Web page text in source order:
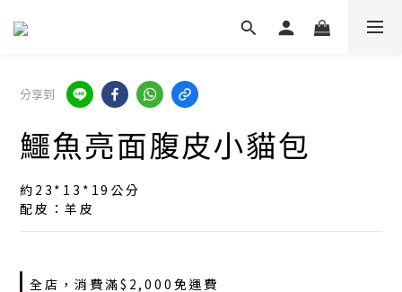
分享到
鱷魚亮面腹皮小貓包
約23*13*19公分
配皮：羊皮
全店，消費滿$2,000免運費